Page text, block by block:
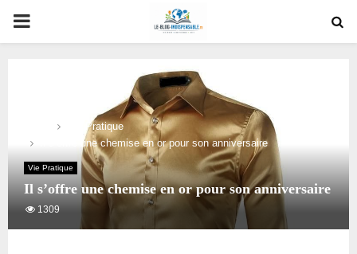
PRIMARY
Vie Pratique
Il s’offre une chemise en or pour son anniversaire
Vie Pratique
Il s’offre une chemise en or pour son anniversaire
1309